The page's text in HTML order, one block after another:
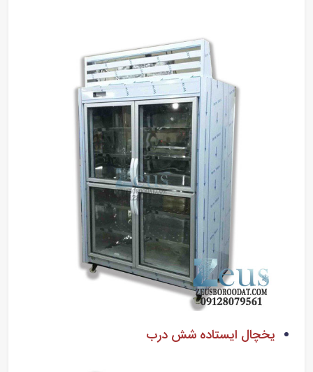
یخچال ایستاده شش درب